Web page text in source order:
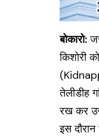
बोकारो:
किशोरी
तेलीडीह
रख कर
इस